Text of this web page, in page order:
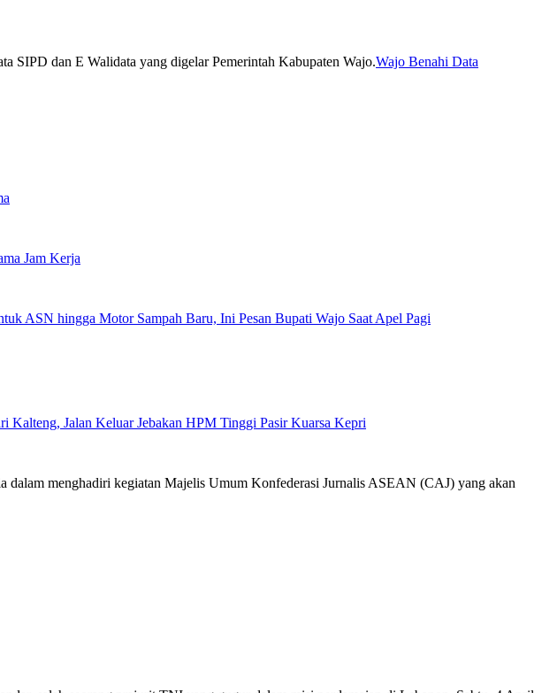
Wajo Benahi Data
Jam Kerja
ASN hingga Motor Sampah Baru, Ini Pesan Bupati Wajo Saat Apel Pagi
Kalteng, Jalan Keluar Jebakan HPM Tinggi Pasir Kuarsa Kepri